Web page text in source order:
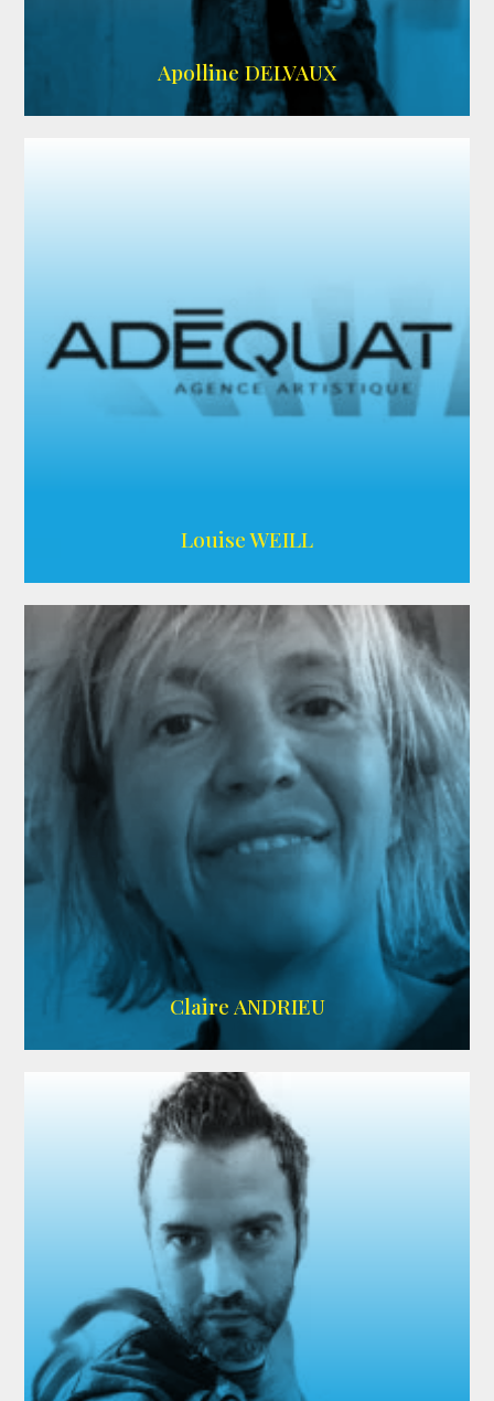
Apolline DELVAUX
Louise WEILL
AGENCE ADÉQUAT
Claire ANDRIEU